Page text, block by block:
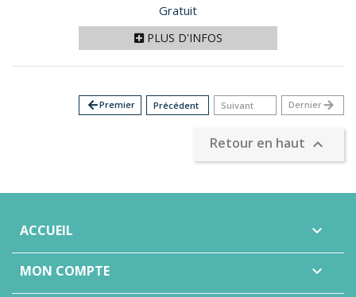
Prix
Gratuit
PLUS D'INFOS
arrow_backPremier Précédent Suivant Dernier arrow_forward
Retour en haut 
ACCUEIL 
MON COMPTE 